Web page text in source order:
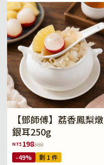
【鄧師傅】荔香鳳梨燉
銀耳250g
NT$ 198388
-49% 剩 1 件